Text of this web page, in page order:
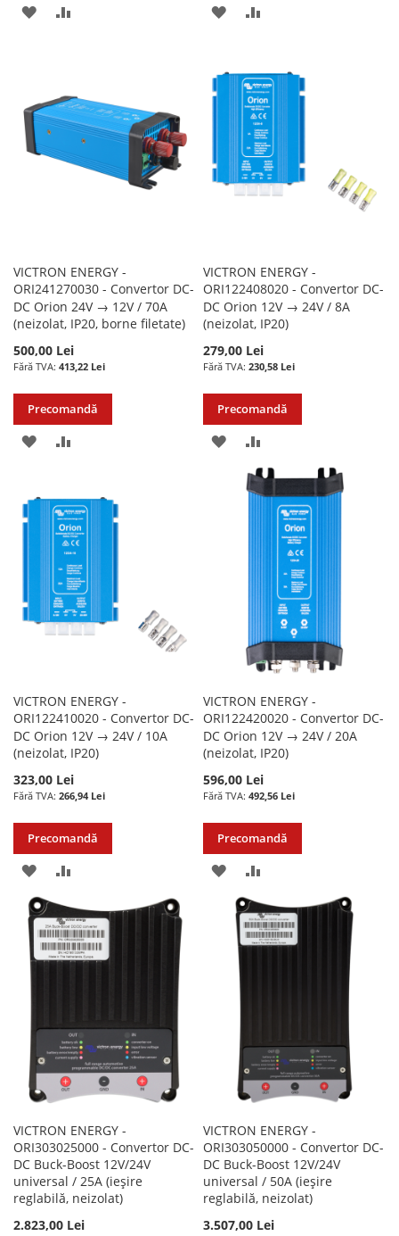
ADAUGATI
DE
DORINTE
ADAUGATI
LISTA
DORINTE
COMPARARE
VICTRON ENERGY -
ORI241270030 - Convertor DC-
DC Orion 24V → 12V / 70A
(neizolat, IP20, borne filetate)
500,00 Lei
413,22 Lei
Precomandă
ADAUGATI
LISTA
DORINTE
COMPARARE
VICTRON ENERGY -
ORI122408020 - Convertor DC-
DC Orion 12V → 24V / 8A
(neizolat, IP20)
279,00 Lei
230,58 Lei
Precomandă
ADAUGATI
LISTA
PENTRU
COMPARARE
VICTRON ENERGY -
ORI122410020 - Convertor DC-
DC Orion 12V → 24V / 10A
(neizolat, IP20)
323,00 Lei
266,94 Lei
Precomandă
ADAUGATI
LA
LISTA
DE
COMPARARE
VICTRON ENERGY -
ORI122420020 - Convertor DC-
DC Orion 12V → 24V / 20A
(neizolat, IP20)
596,00 Lei
492,56 Lei
Precomandă
ADAUGATI
LA
LISTA
DE
DORINTE
PENTRU
COMPARARE
VICTRON ENERGY -
ORI303025000 - Convertor DC-
DC Buck-Boost 12V/24V
universal / 25A (ieșire
reglabilă, neizolat)
2.823,00 Lei
VICTRON ENERGY -
ORI303050000 - Convertor DC-
DC Buck-Boost 12V/24V
universal / 50A (ieșire
reglabilă, neizolat)
3.507,00 Lei